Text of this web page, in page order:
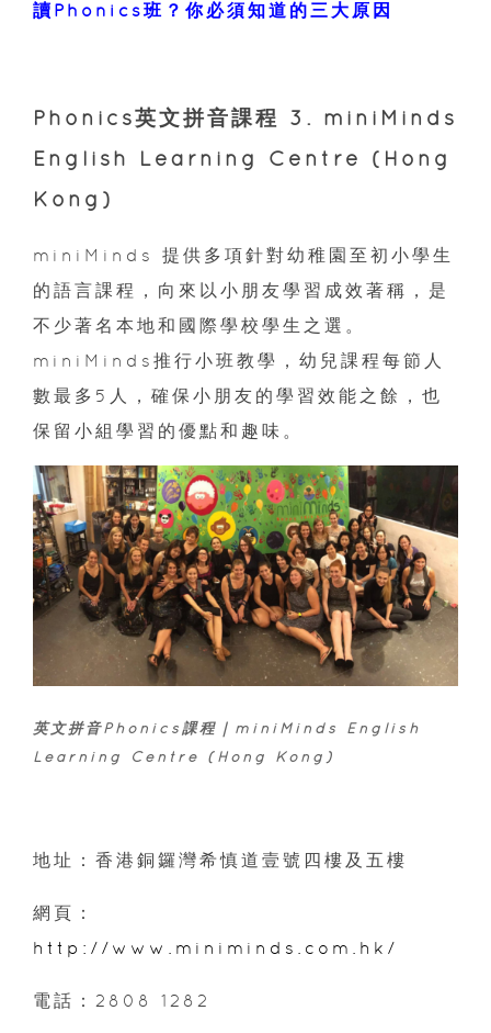
讀Phonics班？你必須知道的三大原因
Phonics英文拼音課程 3. miniMinds
English Learning Centre (Hong
Kong)
miniMinds 提供多項針對幼稚園至初小學生
的語言課程，向來以小朋友學習成效著稱，是
不少著名本地和國際學校學生之選。
miniMinds推行小班教學，幼兒課程每節人
數最多5人，確保小朋友的學習效能之餘，也
保留小組學習的優點和趣味。
英文拼音Phonics課程｜miniMinds English
Learning Centre (Hong Kong)
地址：香港銅鑼灣希慎道壹號四樓及五樓
網頁：
http://www.miniminds.com.hk/
電話：2808 1282